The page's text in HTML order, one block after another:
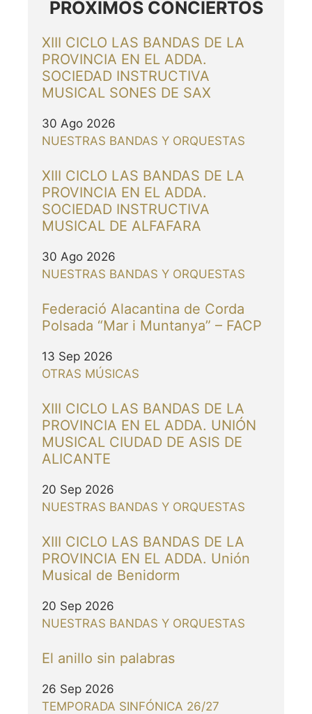
PRÓXIMOS CONCIERTOS
XIII CICLO LAS BANDAS DE LA
PROVINCIA EN EL ADDA.
SOCIEDAD INSTRUCTIVA
MUSICAL SONES DE SAX
30 Ago 2026
NUESTRAS BANDAS Y ORQUESTAS
XIII CICLO LAS BANDAS DE LA
PROVINCIA EN EL ADDA.
SOCIEDAD INSTRUCTIVA
MUSICAL DE ALFAFARA
30 Ago 2026
NUESTRAS BANDAS Y ORQUESTAS
Federació Alacantina de Corda
Polsada “Mar i Muntanya” – FACP
13 Sep 2026
OTRAS MÚSICAS
XIII CICLO LAS BANDAS DE LA
PROVINCIA EN EL ADDA. UNIÓN
MUSICAL CIUDAD DE ASIS DE
ALICANTE
20 Sep 2026
NUESTRAS BANDAS Y ORQUESTAS
XIII CICLO LAS BANDAS DE LA
PROVINCIA EN EL ADDA. Unión
Musical de Benidorm
20 Sep 2026
NUESTRAS BANDAS Y ORQUESTAS
El anillo sin palabras
26 Sep 2026
TEMPORADA SINFÓNICA 26/27